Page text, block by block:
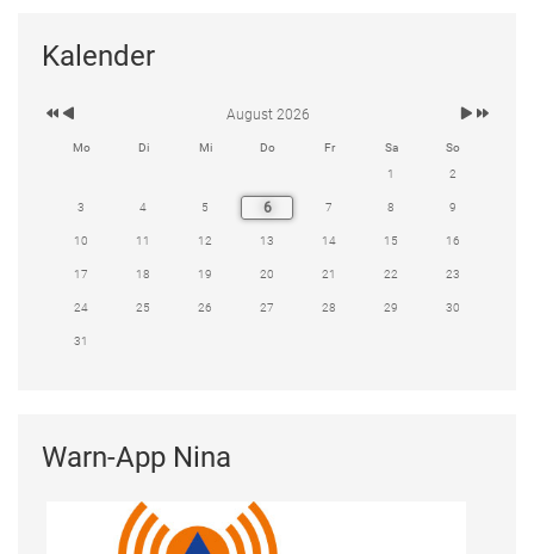
Kalender
August 2026
Mo Di Mi Do Fr Sa
So
1
2
3 4 5 6 7 8 9
10 11 12 13 14 15 16
17 18 19 20 21 22 23
24 25 26 27 28 29 30
31
Warn-App Nina